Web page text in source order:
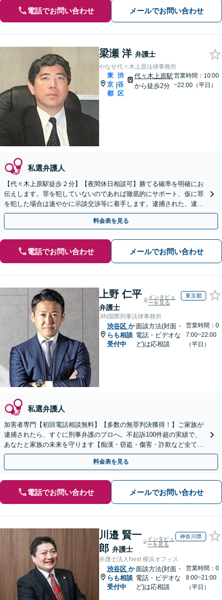
電話でお問い合わせ メールでお問い合わせ
梁瀬 洋 弁護士
やなせ代々木上原法律事務所
東
京
都
|
渋
谷
区
代々木上原駅
から徒歩2分
営業時間：10:00
~22:00（平日）
私選弁護人
【代々木上原駅徒歩２分】【夜間休日相談可】勝てる確率を明確にお
伝えします。罪を犯していないのであれば徹底的にサポート、仮に罪
を犯した場合は速やかに示談交渉等に着手します。逮捕された、逮捕
されそうという場合、速やかにご相談ください。
料金表を見る
電話でお問い合わせ メールでお問い合わせ
上野 仁平
弁護士
インタビュ
ーを見る
東京都
JIN国際刑事法律事務所
渋谷区 か
らも相談
受付中
面談方法(対面・
電話・ビデオな
ど)は応相談
営業時間：0
7:00~22:00
（平日）
私選弁護人
加害者専門【初回電話相談無料】【多数の無罪判決獲得！】ご家族が
逮捕されたら、すぐに刑事弁護のプロへ。不起訴100件超の実績で、
あなたと家族の未来を守ります【痴漢・窃盗・傷害・詐欺など全ての
刑事事件に対応しております】【English OK】
料金表を見る
電話でお問い合わせ メールでお問い合わせ
川邉 賢一
郎 弁護士
インタビュ
ーを見る
神奈川県
弁護士法人Next 横浜オフィス
渋谷区 か
らも相談
受付中
面談方法(対面・
電話・ビデオな
ど)は応相談
営業時間：0
8:00~21:00
（平日）